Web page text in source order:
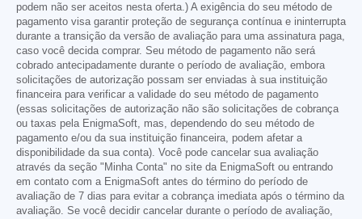
podem não ser aceitos nesta oferta.) A exigência do seu método de
pagamento visa garantir proteção de segurança contínua e ininterrupta
durante a transição da versão de avaliação para uma assinatura paga,
caso você decida comprar. Seu método de pagamento não será
cobrado antecipadamente durante o período de avaliação, embora
solicitações de autorização possam ser enviadas à sua instituição
financeira para verificar a validade do seu método de pagamento
(essas solicitações de autorização não são solicitações de cobrança
ou taxas pela EnigmaSoft, mas, dependendo do seu método de
pagamento e/ou da sua instituição financeira, podem afetar a
disponibilidade da sua conta). Você pode cancelar sua avaliação
através da seção "Minha Conta" no site da EnigmaSoft ou entrando
em contato com a EnigmaSoft antes do término do período de
avaliação de 7 dias para evitar a cobrança imediata após o término da
avaliação. Se você decidir cancelar durante o período de avaliação,